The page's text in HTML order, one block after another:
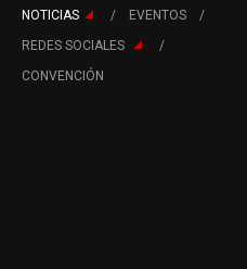
NOTICIAS
EVENTOS
REDES SOCIALES
CONVENCIÓN